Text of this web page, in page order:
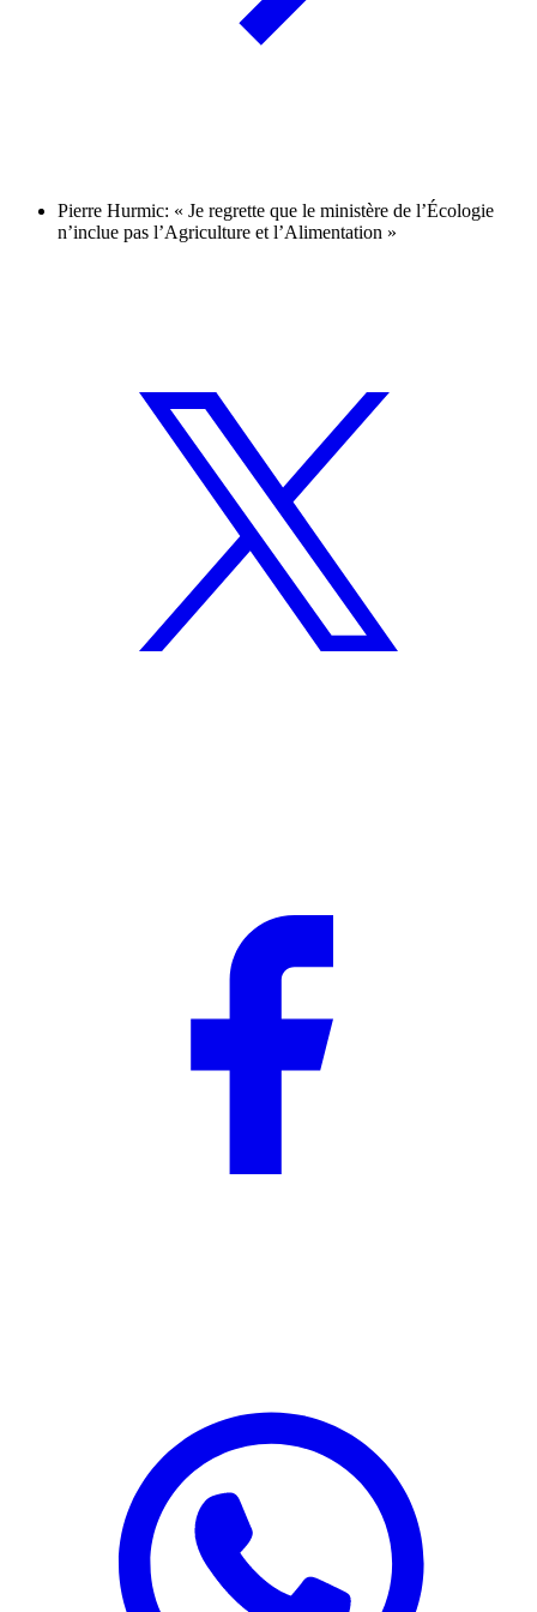
Pierre Hurmic: « Je regrette que le ministère de l’Écologie
n’inclue pas l’Agriculture et l’Alimentation »